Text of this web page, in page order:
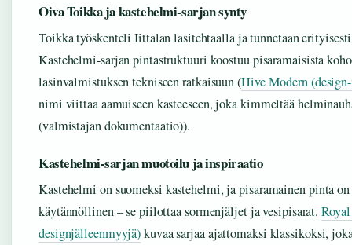
Oiva Toikka ja kastehelmi-sarjan synty
Toikka työskenteli Iittalan lasitehtaalla ja tunnetaan
Kastehelmi-sarjan pintastruktuuri koostuu pisaramaisista
lasinvalmistuksen tekniseen ratkaisuun (Hive Modern
nimi viittaa aamuiseen kasteeseen, joka kimmeltää
(valmistajan dokumentaatio)).
Kastehelmi-sarjan muotoilu ja inspiraatio
Kastehelmi on suomeksi kastehelmi, ja pisaramainen pinta
käytännöllinen – se piilottaa sormenjäljet ja vesipisarat.
designjälleenmyyjä)kuvaa sarjaa ajattomaksi klassikoksi,